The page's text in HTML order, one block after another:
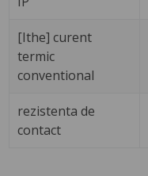
[Ithe] curent
termic
conventional
rezistenta de
contact